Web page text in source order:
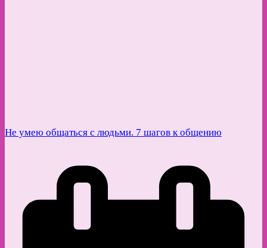
Не умею общаться с людьми. 7 шагов к общению